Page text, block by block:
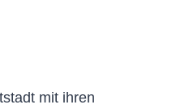
mit ihren